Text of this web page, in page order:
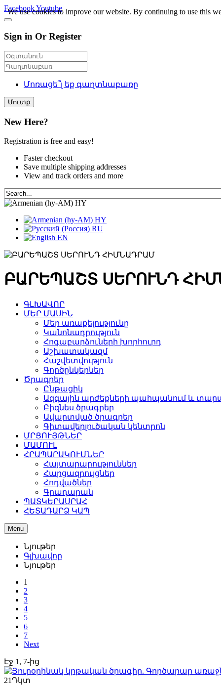
FacebookYoutube
Sign in Or Register
Մոռացե՞լ եք գաղտնաբառը
Մուտք
New Here?
Registration is free and easy!
Faster checkout
Save multiple shipping addresses
View and track orders and more
HY
HY
RU
EN
ԲԱՐԵՊԱՇՏ ՍԵՐՈՒՆԴ
ԳԼԽԱՎՈՐ
ՄԵՐ ՄԱՍԻՆ
Մեր առաքելությունը
Կանոնադրություն
Հոգաբարձուների խորհուրդ
Աշխատակազմ
Հաշվետվություն
Գործընկերներ
Ծրագրեր
Ընթացիկ
Ազգային արժեքների պահպանում և
Բիզնես ծրագրեր
Ավարտված ծրագրեր
Գիտավերլուծական կենտրոն
ՄՐՑՈՒՅԹՆԵՐ
ՄԱՄՈՒԼ
ՀՐԱՊԱՐԱԿՈՒՄՆԵՐ
Հայտարարություններ
Հարցազրույցներ
Հոդվածներ
Գրադարան
ՊԱՏԿԵՐԱՍՐԱՀ
ՀԵՏԱԴԱՐՁ ԿԱՊ
Menu
Նյութեր
Գլխավոր
Նյութեր
1
2
3
4
5
6
7
Next
Էջ 1, 7-ից
21Դկտ
We use cookies to improve our website. By continuing to use this